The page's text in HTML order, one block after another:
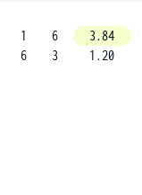
1
6
6
3
3.84
1.20